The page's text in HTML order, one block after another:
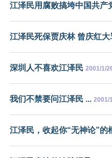
江泽民用腐败搞垮中国共产
江泽民死保贾庆林 曾庆红
深圳人不喜欢江泽民 2001/1/
我们不禁要问江泽民 ... 2001/
江泽民，收起你“无神论”的